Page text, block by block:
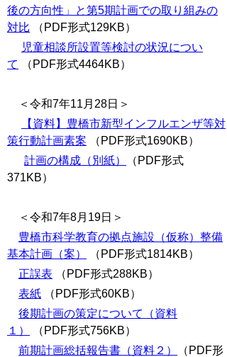
後の方向性」と第5期計画での取り組みの
対比 （PDF形式129KB）
児童相談所設置等検討の状況につい
て
（PDF形式4464KB）
＜令和7年11月28日＞
【資料】豊橋市新型インフルエンザ等対
策行動計画素案 （PDF形式1690KB）
計画の構成（別紙）
（PDF形式
371KB）
＜令和7年8月19日＞
豊橋市科学教育の拠点施設（仮称）整備
基本計画（案）
（PDF形式1814KB）
正誤表 （PDF形式288KB）
表紙 （PDF形式60KB）
後期計画の策定について（資料
１）
（PDF形式756KB）
前期計画総括報告書（資料２）
（PDF形